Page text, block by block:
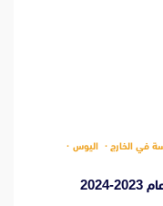
في الخارج
اليوس